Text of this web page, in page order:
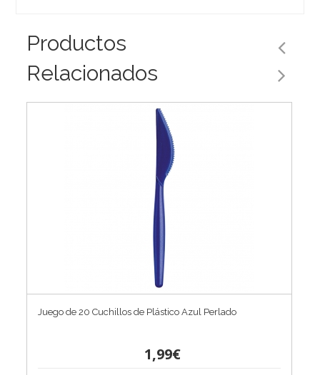
Productos
Relacionados
Juego de 20 Cuchillos de Plástico Azul Perlado
1,99€